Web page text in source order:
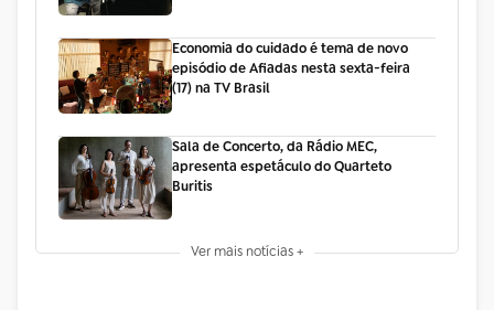
Economia do cuidado é tema de novo
episódio de Afiadas nesta sexta-feira
(17) na TV Brasil
Sala de Concerto, da Rádio MEC,
apresenta espetáculo do Quarteto
Buritis
Ver mais notícias +